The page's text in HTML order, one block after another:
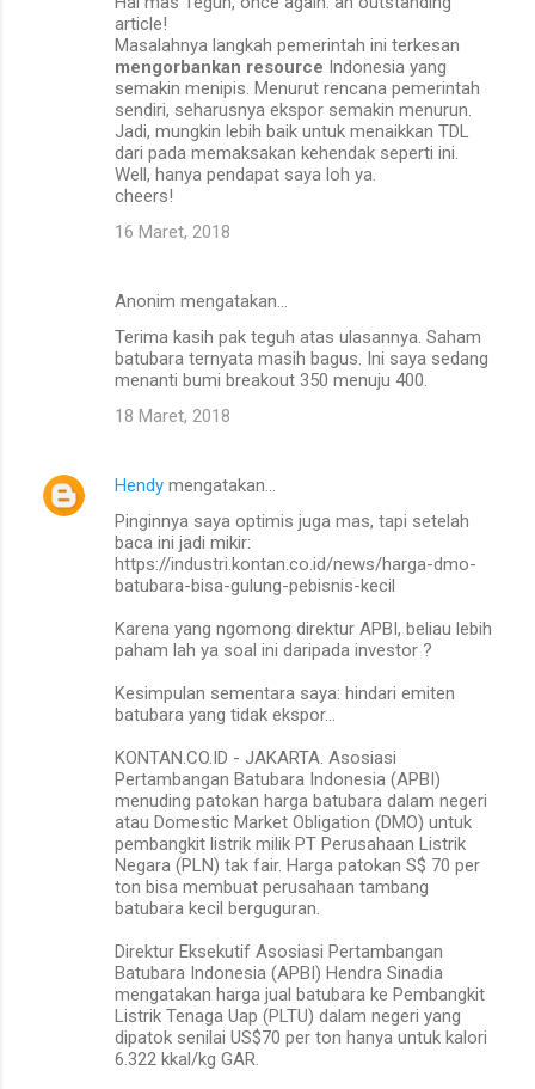
article!
Masalahnya langkah pemerintah ini terkesan
mengorbankan resource Indonesia yang
semakin menipis. Menurut rencana pemerintah
sendiri, seharusnya ekspor semakin menurun.
Jadi, mungkin lebih baik untuk menaikkan TDL
dari pada memaksakan kehendak seperti ini.
Well, hanya pendapat saya loh ya.
cheers!
16 Maret, 2018
Anonim mengatakan…
Terima kasih pak teguh atas ulasannya. Saham
batubara ternyata masih bagus. Ini saya sedang
menanti bumi breakout 350 menuju 400.
18 Maret, 2018
Hendy mengatakan…
Pinginnya saya optimis juga mas, tapi setelah
baca ini jadi mikir:
https://industri.kontan.co.id/news/harga-dmo-
batubara-bisa-gulung-pebisnis-kecil
Karena yang ngomong direktur APBI, beliau lebih
paham lah ya soal ini daripada investor ?
Kesimpulan sementara saya: hindari emiten
batubara yang tidak ekspor...
KONTAN.CO.ID - JAKARTA. Asosiasi
Pertambangan Batubara Indonesia (APBI)
menuding patokan harga batubara dalam negeri
atau Domestic Market Obligation (DMO) untuk
pembangkit listrik milik PT Perusahaan Listrik
Negara (PLN) tak fair. Harga patokan S$ 70 per
ton bisa membuat perusahaan tambang
batubara kecil berguguran.
Direktur Eksekutif Asosiasi Pertambangan
Batubara Indonesia (APBI) Hendra Sinadia
mengatakan harga jual batubara ke Pembangkit
Listrik Tenaga Uap (PLTU) dalam negeri yang
dipatok senilai US$70 per ton hanya untuk kalori
6.322 kkal/kg GAR.